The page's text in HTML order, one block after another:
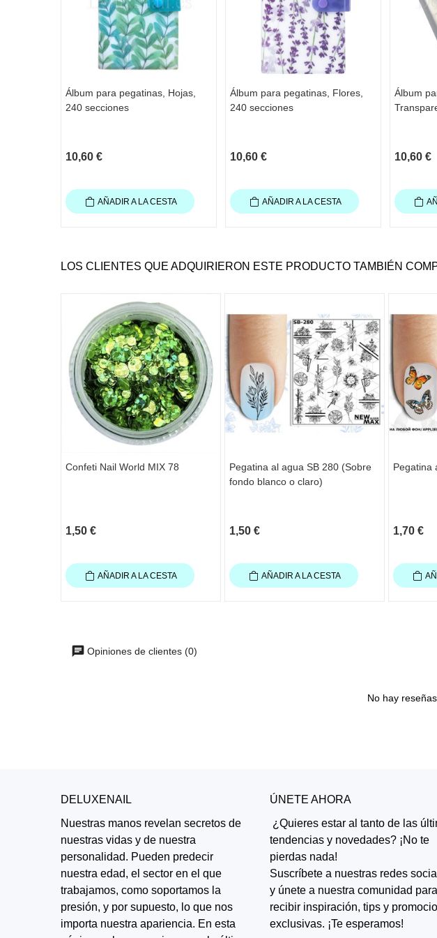
Álbum para pegatinas, Hojas,
240 secciones
10,60 €
AÑADIR A LA CESTA
Álbum para pegatinas, Flores,
240 secciones
10,60 €
AÑADIR A LA CESTA
Álbum
10,60 €
LOS CLIENTES QUE ADQUIRIERON ESTE PRODUCTO TAMBIÉN
Confeti Nail World MIX 78
1,50 €
AÑADIR A LA CESTA
Pegatina al agua SB 280 (Sobre
fondo blanco o claro)
1,50 €
AÑADIR A LA CESTA
Pegatina
1,70 €
Opiniones de clientes (0)
No hay
DELUXENAIL
Nuestras manos revelan secretos de
nuestras vidas y de nuestra
personalidad. Pueden predecir
nuestra edad, el sector en el que
trabajamos, como soportamos la
presión, y por supuesto, lo que nos
importa nuestra apariencia. En esta
ÚNETE AHORA
¿Quieres estar al tanto de las
tendencias y novedades? ¡No te
pierdas nada!
Suscríbete a nuestras redes
y únete a nuestra comunidad para
recibir inspiración, tips y
exclusivas. ¡Te esperamos!